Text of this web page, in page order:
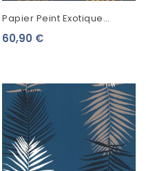
Papier Peint Exotique
Lutèce Bensimon Feuilles
60,90 €